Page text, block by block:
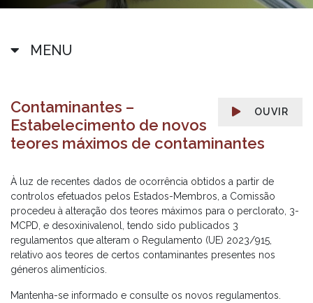
MENU
OUVIR
Contaminantes –
Estabelecimento de novos
teores máximos de contaminantes
À luz de recentes dados de ocorrência obtidos a partir de
controlos efetuados pelos Estados-Membros, a Comissão
procedeu à alteração dos teores máximos para o perclorato, 3-
MCPD, e desoxinivalenol, tendo sido publicados 3
regulamentos que alteram o Regulamento (UE) 2023/915,
relativo aos teores de certos contaminantes presentes nos
géneros alimentícios.
Mantenha-se informado e consulte os novos regulamentos.